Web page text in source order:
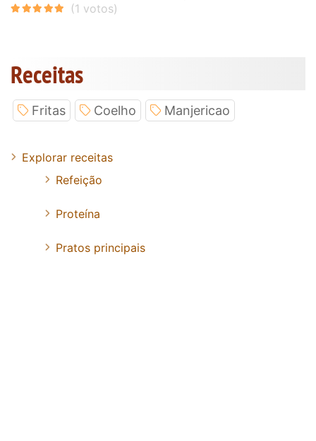
Receitas
Fritas Coelho Manjericao
Explorar receitas
Refeição
Proteína
Pratos principais